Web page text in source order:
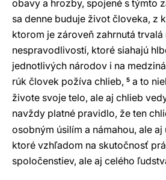
obavy a hrozby, spojené s týmto
sa denne buduje život človeka, z
ktorom je zároveň zahrnutá
nespravodlivosti, ktoré siahajú
jednotlivých národov i na
rúk človek požíva chlieb, 5 a to
živote svoje telo, ale aj chlieb
navždy platné pravidlo, že ten
osobným úsilím a námahou, ale
ktoré vzhľadom na skutočnosť
spoločenstiev, ale aj celého